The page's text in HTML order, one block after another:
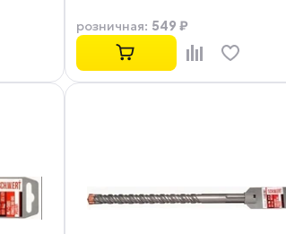
розничная: 549 ₽